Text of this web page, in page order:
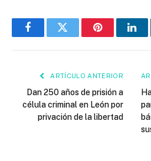
FacebookTwitter Pinterest
ARTÍCULO ANTERIOR
Dan 250 años de prisión a
célula criminal en León por
privación de la libertad